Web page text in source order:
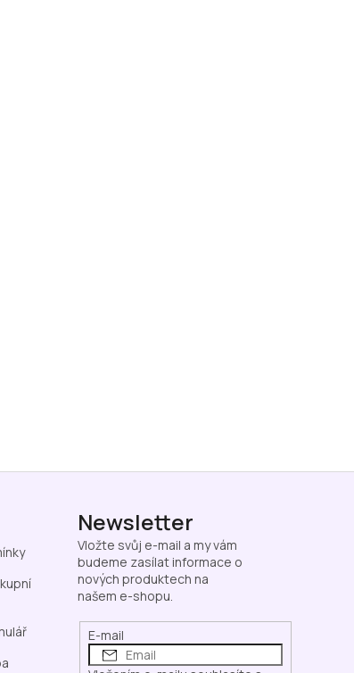
Newsletter
Vložte svůj e-mail a my vám
budeme zasílat informace o
nových produktech na
našem e-shopu.
E-mail